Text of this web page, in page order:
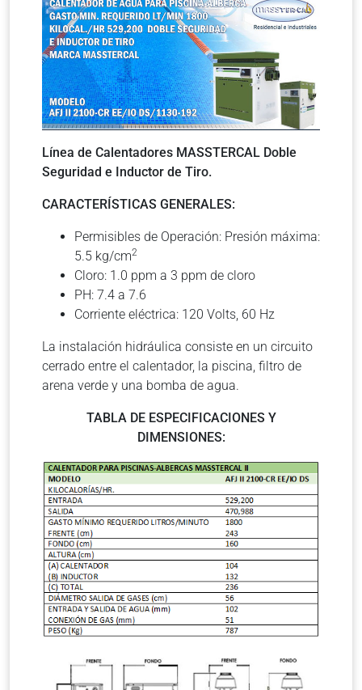
Línea de Calentadores MASSTERCAL Doble
Seguridad e Inductor de Tiro.
CARACTERÍSTICAS GENERALES:
Permisibles de Operación: Presión máxima:
5.5 kg/cm2
Cloro: 1.0 ppm a 3 ppm de cloro
PH: 7.4 a 7.6
Corriente eléctrica: 120 Volts, 60 Hz
La instalación hidráulica consiste en un circuito
cerrado entre el calentador, la piscina, filtro de
arena verde y una bomba de agua.
TABLA DE ESPECIFICACIONES Y
DIMENSIONES: